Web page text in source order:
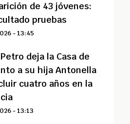
de 43 jóvenes:
pruebas
- 13:45
deja la Casa de
a su hija Antonella
cuatro años en la
- 13:13